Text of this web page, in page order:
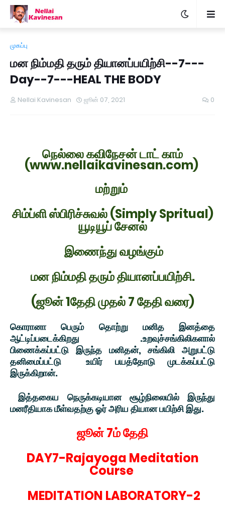
முகப்பு
மன நிம்மதி தரும் தியானப்பயிற்சி--7---
Day--7---HEAL THE BODY
Nellai Kavinesan ஜூன் 07, 2021 0
நெல்லை கவிநேசன் டாட் காம்
(www.nellaikavinesan.com)
மற்றும்
சிம்ப்ளி ஸ்பிரிச்சுவல் (Simply Spritual)
யூடியூப் சேனல்
இணைந்து வழங்கும்
மன நிம்மதி தரும் தியானப்பயிற்சி.
(ஜூன் 1தேதி முதல் 7 தேதி வரை)
கொரானா பெரும் தொற்று மனித இனத்தை
ஆட்டிப்படைக்கிறது .உறவுச்சங்கிலிகளால்
பிணைக்கப்பட்டு இருந்த மனிதன், சங்கிலி அறுபட்டு
தனிமைப்பட்டு உயிர் பயத்தோடு முடக்கப்பட்டு
இருக்கிறான்.
இத்தகைய நெருக்கடியான சூழ்நிலையில் இருந்து
மனரீதியாக மீள்வதற்கு ஓர் அரிய தியான பயிற்சி இது.
ஜூன் 7ம் தேதி
DAY7-Rajayoga Meditation
Course
MEDITATION LABORATORY-2